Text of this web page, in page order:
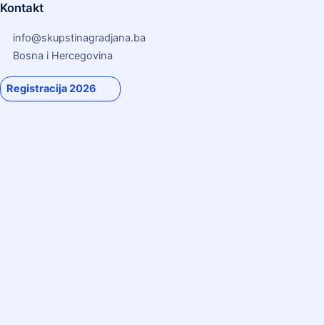
Kontakt
info@skupstinagradjana.ba
Bosna i Hercegovina
Registracija 2026